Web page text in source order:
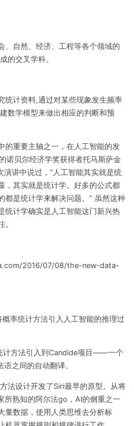
、自然、经济、工程等各个领域的
的交叉学科。
统计资料,通过对某些现象发生频率
数学模型来做出相应的判断和预
的重要主轴之一，在人工智能的发
诺贝尔经济学奖获得者托马斯萨金
讲中说过，“人工智能其实就是统
，其实就是统计学。好多的公式都
都是统计学来解决问题。” 虽然这种
统计学确实是人工智能这门新兴热
。
2016/07/08/the-new-data-
率统计方法引入人工智能的推理过
计方法引入到Candide项目——一个
之间的自动翻译。
法设计开发了Siri最早的原型。从将
所熟知的阿尔法go，AI的侧重之一
量数据，使用人类思维去分析标